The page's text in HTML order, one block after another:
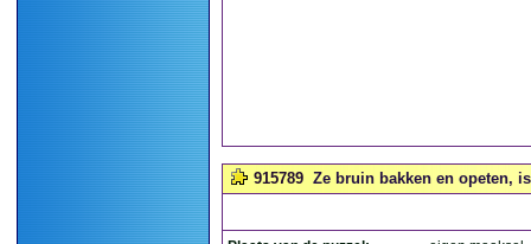
915789 Ze bruin bakken en opeten,